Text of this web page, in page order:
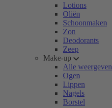
Lotions
Oliën
Schoonmaken
Zon
Deodorants
Zeep
Make-up
Alle weergeven
Ogen
Lippen
Nagels
Borstel